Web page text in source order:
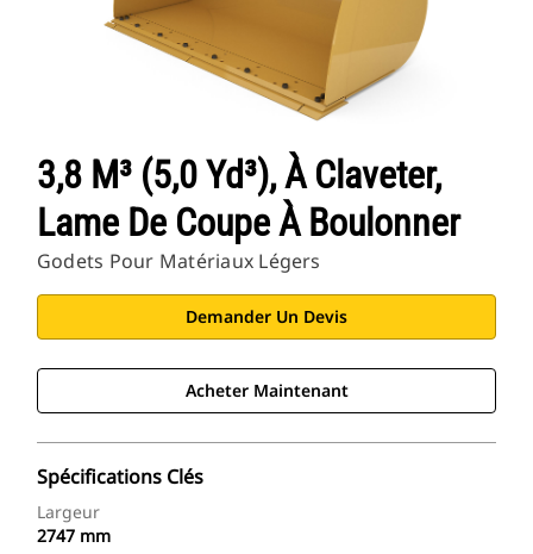
3,8 M³ (5,0 Yd³), À Claveter,
Lame De Coupe À Boulonner
Godets Pour Matériaux Légers
Demander Un Devis
Acheter Maintenant
Spécifications Clés
Largeur
2747 mm